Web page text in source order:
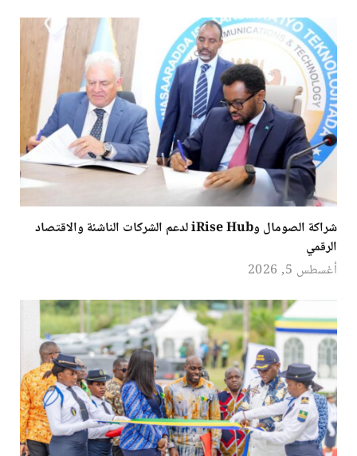
شراكة الصومال وiRise Hub لدعم الشركات الناشئة والاقتصاد
الرقمي
أغسطس 5, 2026